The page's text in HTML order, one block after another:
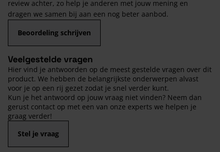
review achter, zo help je anderen met jouw mening en
dragen we samen bij aan een nog beter aanbod.
Beoordeling schrijven
Veelgestelde vragen
Hier vind je antwoorden op de meest gestelde vragen over dit
product. We hebben de belangrijkste onderwerpen alvast
voor je op een rij gezet zodat je snel verder kunt.
Kun je het antwoord op jouw vraag niet vinden? Neem dan
gerust contact op met een van onze experts we helpen je
graag verder!
Stel je vraag